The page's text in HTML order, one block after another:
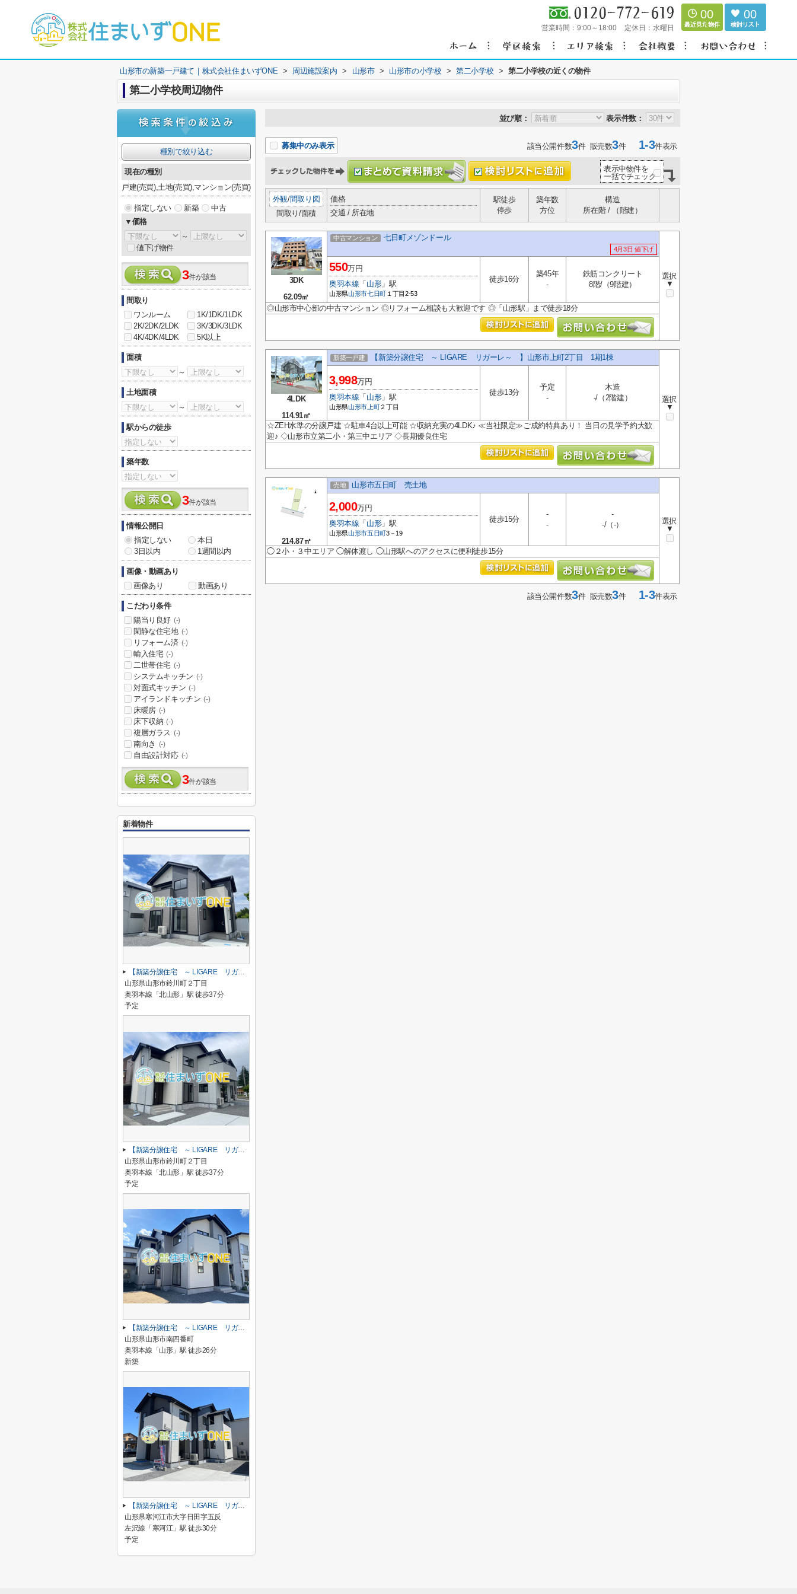
営業時間： 9:00～18:00 定休日： 水曜日
00 00
山形市の新築一戸建て｜株式会社住まいずONE > 周辺施設案内 > 山形市 > 山形市の小学校 > 第二小学校 > 第二小学校の近くの物件
第二小学校周辺物件
並び順： 表示件数：
募集中のみ表示 該当公開件数3件 販売数3件1-3件表示
表示中物件を
一括でチェック
外観/間取り図
間取り/面積
価格
交通 / 所在地
駅徒歩
停歩
築年数
方位
構造
所在階 / （階建）
3DK
62.09㎡
中古マンション 七日町メゾンドール
4月3日 値下げ
選択
▼
550万円
奥羽本線 「 山形」駅
山形県山形市七日町 １丁目2-53
徒歩16分
築45年
-
鉄筋コンクリート
8階/（9階建）
◎山形市中心部の中古マンション ◎リフォーム相談も大歓迎です ◎「山形駅」まで徒歩18分
4LDK
114.91㎡
新築一戸建 【新築分譲住宅 ～ LIGARE リガーレ～ 】山形市上町2丁目 1期1棟
選択
▼
3,998万円
奥羽本線 「 山形」駅
山形県山形市上町 ２丁目
徒歩13分
予定
-
木造
-/（2階建）
☆ZEH水準の分譲戸建 ☆駐車4台以上可能 ☆収納充実の4LDK♪ ≪当社限定≫ご成約特典あり！ 当日の見学予約大歓
迎♪ ◇山形市立第二小・第三中エリア ◇長期優良住宅
214.87㎡
売地 山形市五日町 売土地
選択
▼
2,000万円
奥羽本線 「 山形」駅
山形県山形市五日町3－19
徒歩15分
-
-
-
-/（-）
◯２小・３中エリア ◯解体渡し ◯山形駅へのアクセスに便利徒歩15分
該当公開件数3件 販売数3件1-3件表示
種別で絞り込む
現在の種別
戸建(売買),土地(売買),マンション(売買)
指定しない 新築
中古
▼価格
～
値下げ物件
3件が該当
間取り
ワンルーム
1K/1DK/1LDK
2K/2DK/2LDK
3K/3DK/3LDK
4K/4DK/4LDK
5K以上
面積
～
土地面積
～
駅からの徒歩
築年数
3件が該当
情報公開日
指定しない
本日
3日以内
1週間以内
画像・動画あり
画像あり
動画あり
こだわり条件
陽当り良好 (-)
閑静な住宅地 (-)
リフォーム済 (-)
輸入住宅 (-)
二世帯住宅 (-)
システムキッチン (-)
対面式キッチン (-)
アイランドキッチン (-)
床暖房 (-)
床下収納 (-)
複層ガラス (-)
南向き (-)
自由設計対応 (-)
3件が該当
新着物件
【新築分譲住宅 ～ LIGARE リガーレ～ 】山形市鈴川町2丁目 1期2棟
山形県山形市鈴川町２丁目
奥羽本線「北山形」駅 徒歩37分
予定
【新築分譲住宅 ～ LIGARE リガーレ～ 】山形市鈴川町2丁目 1期2棟
山形県山形市鈴川町２丁目
奥羽本線「北山形」駅 徒歩37分
予定
【新築分譲住宅 ～ LIGARE リガーレ～ 】山形市南四番町 1期1棟
山形県山形市南四番町
奥羽本線「山形」駅 徒歩26分
新築
【新築分譲住宅 ～ LIGARE リガーレ～ 】寒河江市日田 1期1棟
山形県寒河江市大字日田字五反
左沢線「寒河江」駅 徒歩30分
予定